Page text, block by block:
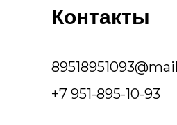
Контакты
+7 951-895-10-93